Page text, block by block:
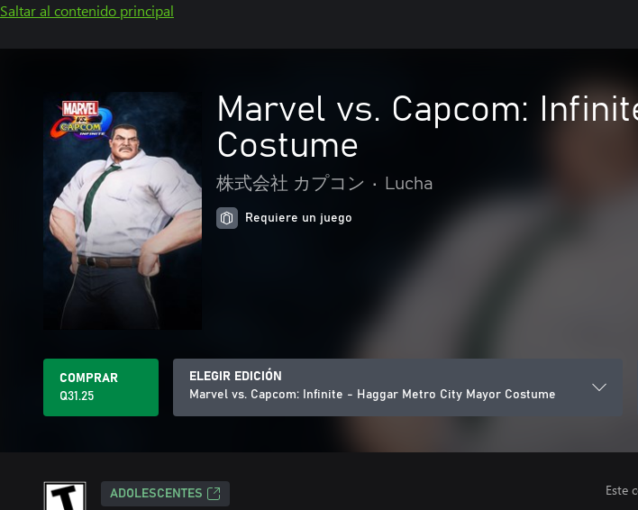
Saltar al contenido principal
Marvel vs. Capcom:
Costume
株式会社 カプコン • Lucha
Requiere un juego
COMPRAR
Q31.25
ELEGIR EDICIÓN
Marvel vs. Capcom: Infinite - Haggar Metro City Mayor Costume
ADOLESCENTES Este